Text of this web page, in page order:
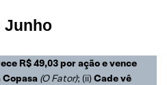
Junho
R$ 49,03 por ação e vence
(O Fator); (ii)Cade vê